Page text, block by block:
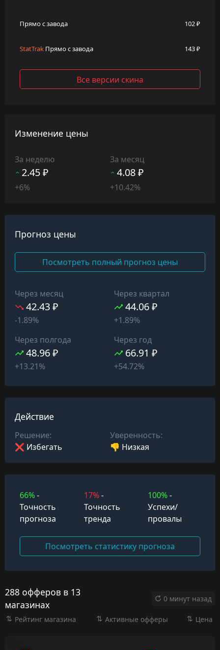
Прямо с завода 102 ₽
StatTrak Прямо с завода 143 ₽
Все версии скина
Изменение цены
За неделю
2.45 ₽
+6%
За месяц
4.08 ₽
+10.42%
Прогноз цены
Посмотреть полный прогноз цены
Через месяц
42.43 ₽
-1.89%
Через квартал
44.06 ₽
+1.89%
Через полгода
48.96 ₽
+13.21%
Через год
66.91 ₽
+54.72%
Действие
Решение:
❌ Избегать
Уверенность:
👎 Низкая
66%-
Точность
прогноза
17%-
Точность
тренда
100%-
Успехи/
провалы
Посмотреть статистику прогноза
288 офферов в 13
магазинах
0 минут назад
Рейтинг магазина Активные офферы Цена